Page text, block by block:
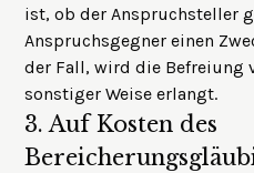
ist, ob der Anspruchsteller
Anspruchsgegner einen
der Fall, wird die Befreiung
sonstiger Weise erlangt.
3. Auf Kosten des